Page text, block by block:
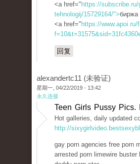
<a href=" https://
tehnologij/15729164/">биржа
<a href=" https://
回复
alexandertc11 (未验证)
星期一, 04/22/2019 - 13:42
永久连接
Teen Girls Pussy Pics.
Hot galleries, daily updated
http://
gay porn agencies free porn
arrested porn limewire buster